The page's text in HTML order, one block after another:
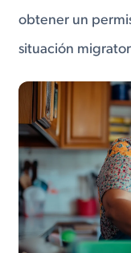
obtener un
situación